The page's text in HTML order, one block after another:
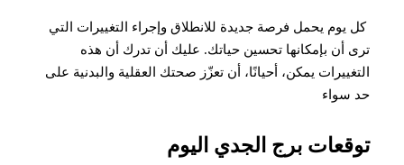
​​ كل يوم يحمل فرصة جديدة للانطلاق وإجراء التغييرات التي
ترى أن بإمكانها تحسين حياتك. عليك أن تدرك أن هذه
التغييرات يمكن، أحيانًا، أن تعزّز صحتك العقلية والبدنية على
حد سواء
توقعات برج الجدي اليوم